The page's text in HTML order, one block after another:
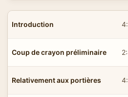
Introduction
Coup de crayon préliminaire
Relativement aux portières